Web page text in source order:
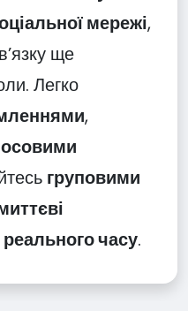
мережі,
ще
Легко
,
груповими
часу.